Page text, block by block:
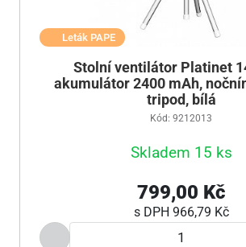
Leták PAPE
Stolní ventilátor Platinet
akumulátor 2400 mAh,
tripod, bílá
Kód: 9212013
Skladem 15 ks
799,00 Kč
s DPH 966,79 Kč